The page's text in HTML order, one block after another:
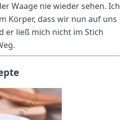
Waage nie wieder sehen. Ich
Körper, dass wir nun auf uns
er ließ mich nicht im Stich